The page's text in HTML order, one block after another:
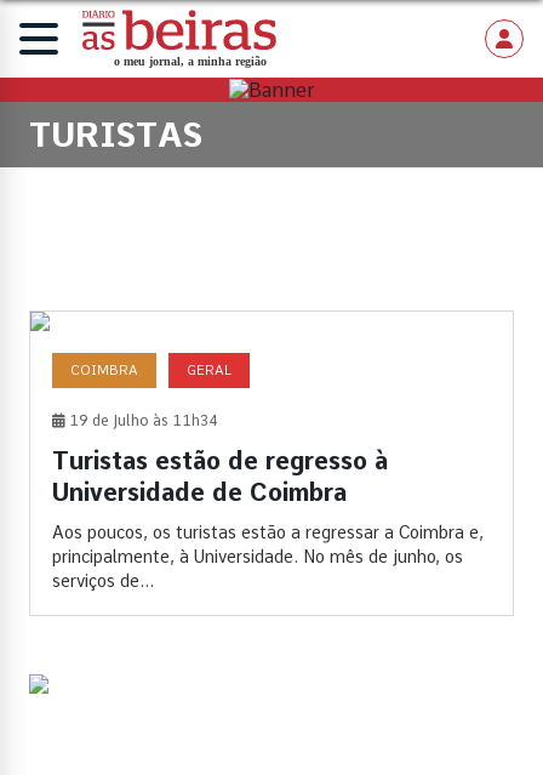
TURISTAS
COIMBRA GERAL
19 de Julho às 11h34
Turistas estão de regresso à
Universidade de Coimbra
Aos poucos, os turistas estão a regressar a Coimbra e,
principalmente, à Universidade. No mês de junho, os
serviços de...